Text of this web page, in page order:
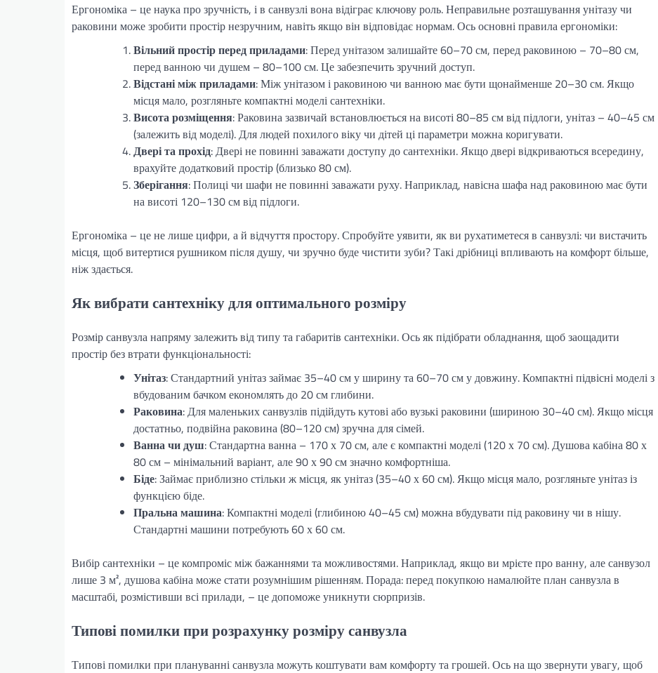
Ергономіка – це наука про зручність, і в санвузлі вона відіграє ключову роль. Неправильне розташування унітазу чи
раковини може зробити простір незручним, навіть якщо він відповідає нормам. Ось основні правила ергономіки:
Вільний простір перед приладами: Перед унітазом залишайте 60–70 см, перед раковиною – 70–80 см,
перед ванною чи душем – 80–100 см. Це забезпечить зручний доступ.
Відстані між приладами: Між унітазом і раковиною чи ванною має бути щонайменше 20–30 см. Якщо
місця мало, розгляньте компактні моделі сантехніки.
Висота розміщення: Раковина зазвичай встановлюється на висоті 80–85 см від підлоги, унітаз – 40–45 см
(залежить від моделі). Для людей похилого віку чи дітей ці параметри можна коригувати.
Двері та прохід: Двері не повинні заважати доступу до сантехніки. Якщо двері відкриваються всередину,
врахуйте додатковий простір (близько 80 см).
Зберігання: Полиці чи шафи не повинні заважати руху. Наприклад, навісна шафа над раковиною має бути
на висоті 120–130 см від підлоги.
Ергономіка – це не лише цифри, а й відчуття простору. Спробуйте уявити, як ви рухатиметеся в санвузлі: чи вистачить
місця, щоб витертися рушником після душу, чи зручно буде чистити зуби? Такі дрібниці впливають на комфорт більше,
ніж здається.
Як вибрати сантехніку для оптимального розміру
Розмір санвузла напряму залежить від типу та габаритів сантехніки. Ось як підібрати обладнання, щоб заощадити
простір без втрати функціональності:
Унітаз: Стандартний унітаз займає 35–40 см у ширину та 60–70 см у довжину. Компактні підвісні моделі з
вбудованим бачком економлять до 20 см глибини.
Раковина: Для маленьких санвузлів підійдуть кутові або вузькі раковини (шириною 30–40 см). Якщо місця
достатньо, подвійна раковина (80–120 см) зручна для сімей.
Ванна чи душ: Стандартна ванна – 170 х 70 см, але є компактні моделі (120 х 70 см). Душова кабіна 80 х
80 см – мінімальний варіант, але 90 х 90 см значно комфортніша.
Біде: Займає приблизно стільки ж місця, як унітаз (35–40 х 60 см). Якщо місця мало, розгляньте унітаз із
функцією біде.
Пральна машина: Компактні моделі (глибиною 40–45 см) можна вбудувати під раковину чи в нішу.
Стандартні машини потребують 60 х 60 см.
Вибір сантехніки – це компроміс між бажаннями та можливостями. Наприклад, якщо ви мрієте про ванну, але санвузол
лише 3 м², душова кабіна може стати розумнішим рішенням. Порада: перед покупкою намалюйте план санвузла в
масштабі, розмістивши всі прилади, – це допоможе уникнути сюрпризів.
Типові помилки при розрахунку розміру санвузла
Типові помилки при плануванні санвузла можуть коштувати вам комфорту та грошей. Ось на що звернути увагу, щоб